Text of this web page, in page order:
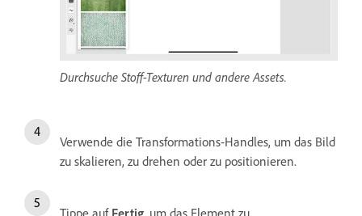
Durchsuche Stoff-Texturen und andere Assets.
Verwende die Transformations-Handles, um das Bild
zu skalieren, zu drehen oder zu positionieren.
Tippe auf Fertig, um das Element zu